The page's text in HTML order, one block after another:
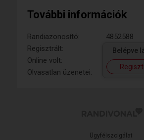
További információk
Randiazonosító:
4852588
Regisztrált:
Online volt:
Olvasatlan üzenetei:
Belépve
Ügyfélszolgálat